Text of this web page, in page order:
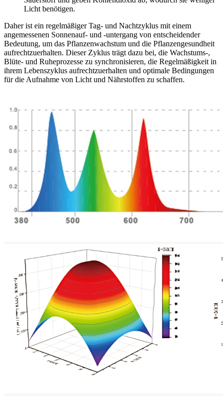
Licht benötigen.
Daher ist ein regelmäßiger Tag- und Nachtzyklus mit einem
angemessenen Sonnenauf- und -untergang von entscheidender
Bedeutung, um das Pflanzenwachstum und die Pflanzengesundheit
aufrechtzuerhalten. Dieser Zyklus trägt dazu bei, die Wachstums-,
Blüte- und Ruheprozesse zu synchronisieren, die Regelmäßigkeit in
ihrem Lebenszyklus aufrechtzuerhalten und optimale Bedingungen
für die Aufnahme von Licht und Nährstoffen zu schaffen.